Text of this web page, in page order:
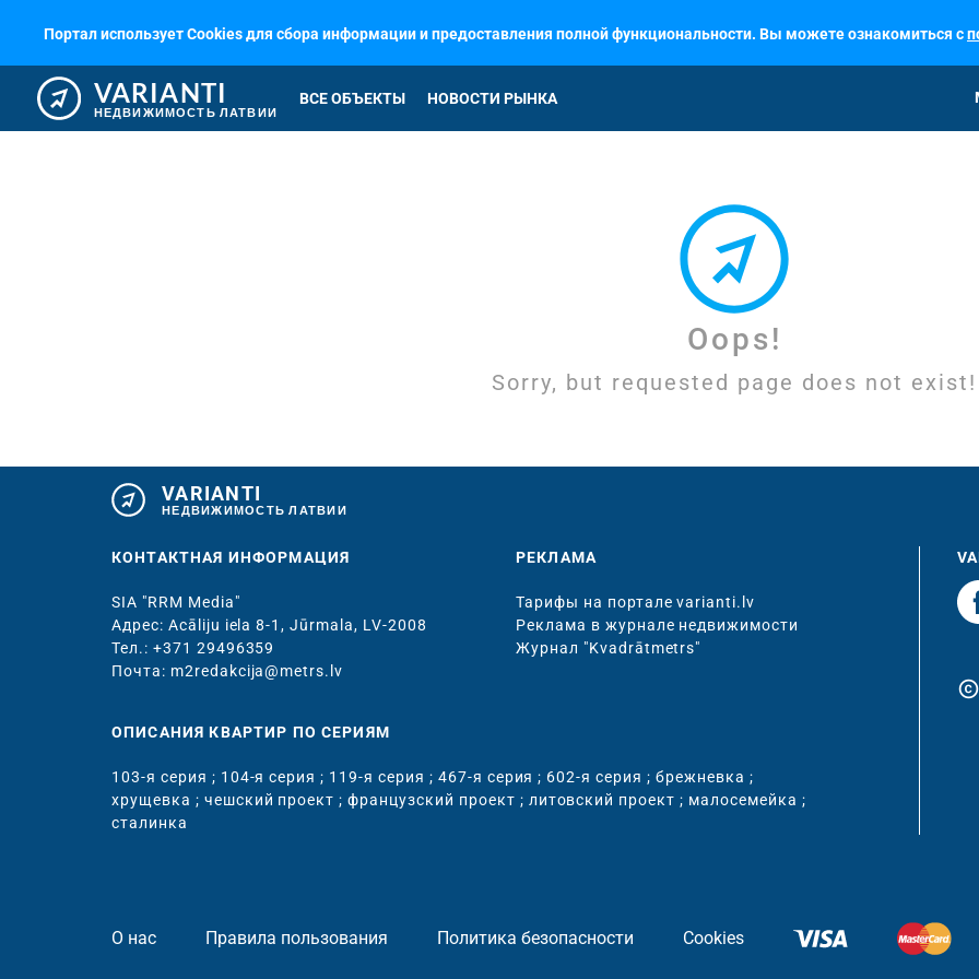
Портал использует Cookies для сбора информации и предоставления полной функциональности. Вы можете ознакомиться с
VARIANTI
НЕДВИЖИМОСТЬ ЛАТВИИ
ВСЕ ОБЪЕКТЫ НОВОСТИ РЫНКА
Oops!
Sorry, but requested page does not exist!
VARIANTI
НЕДВИЖИМОСТЬ ЛАТВИИ
КОНТАКТНАЯ ИНФОРМАЦИЯ
SIA "RRM Media"
Адрес: Acāliju iela 8-1, Jūrmala, LV-2008
Тел.: +371 29496359
Почта: m2redakcija@metrs.lv
РЕКЛАМА
Тарифы на портале varianti.lv
Реклама в журнале недвижимости
Журнал "Kvadrātmetrs"
ОПИСАНИЯ КВАРТИР ПО СЕРИЯМ
103-я серия ; 104-я серия ; 119-я серия ; 467-я серия ; 602-я серия ; брежневка ;
хрущевка ; чешский проект ;французский проект ; литовский проект ; малосемейка ;
сталинка
copyright
О нас Правила пользования Политика безопасности Cookies